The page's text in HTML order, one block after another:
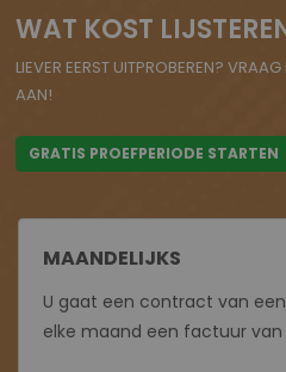
WAT KOST
LIEVER EERST UITPROBEREN?
AAN!
GRATIS PROEFPERIODE STARTEN
MAANDELIJKS
U gaat een contract van
elke maand een factuur van